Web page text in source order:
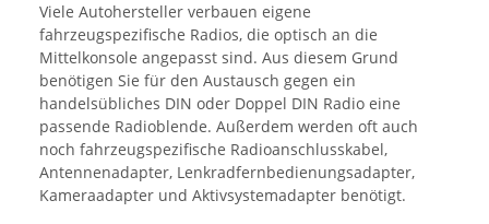
Viele Autohersteller verbauen eigene
fahrzeugspezifische Radios, die optisch an die
Mittelkonsole angepasst sind. Aus diesem Grund
benötigen Sie für den Austausch gegen ein
handelsübliches DIN oder Doppel DIN Radio eine
passende Radioblende. Außerdem werden oft auch
noch fahrzeugspezifische Radioanschlusskabel,
Antennenadapter, Lenkradfernbedienungsadapter,
Kameraadapter und Aktivsystemadapter benötigt.